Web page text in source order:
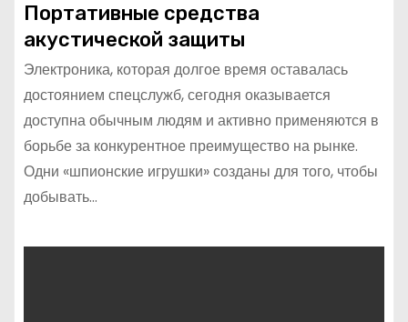
Портативные средства
акустической защиты
Электроника, которая долгое время оставалась
достоянием спецслужб, сегодня оказывается
доступна обычным людям и активно применяются в
борьбе за конкурентное преимущество на рынке.
Одни «шпионские игрушки» созданы для того, чтобы
добывать…